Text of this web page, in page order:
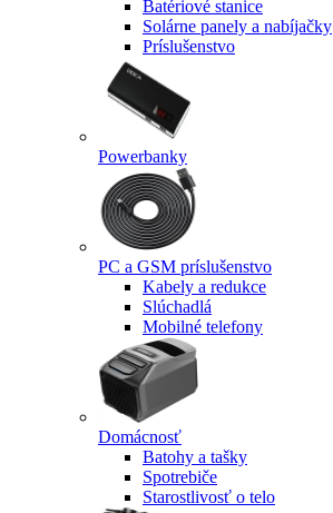
Batériové stanice
Solárne panely a nabíjačky
Príslušenstvo
Powerbanky
PC a GSM príslušenstvo
Kabely a redukce
Slúchadlá
Mobilné telefony
Domácnosť
Batohy a tašky
Spotrebiče
Starostlivosť o telo